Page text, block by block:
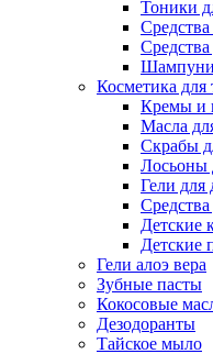
Тоники
Средства
Шампуни
Косметика для
Кремы и
Масла
Скрабы
Лосьоны
Гели для
Детские
Детские
Гели алоэ вера
Зубные пасты
Кокосовые
Дезодоранты
Тайское мыло